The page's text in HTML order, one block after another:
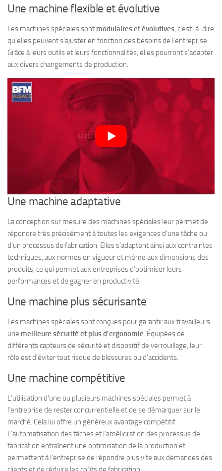
Une machine flexible et évolutive
Les machines spéciales sont modulaires et évolutives, c’est-à-dire
qu’elles peuvent s’ajuster en fonction des besoins de l’entreprise.
Grâce à leurs outils et leurs fonctionnalités, elles pourront s’adapter
aux divers changements de production.
Une machine adaptative
La conception sur mesure des machines spéciales leur permet de
répondre très précisément à toutes les exigences d’une tâche ou
d’un processus de fabrication. Elles s’adaptent ainsi aux contraintes
techniques, aux normes en vigueur et même aux dimensions des
produits, ce qui permet aux entreprises d’optimiser leurs
performances et de gagner en productivité.
Une machine plus sécurisante
Les machines spéciales sont conçues pour garantir aux travailleurs
une meilleure sécurité et plus d’ergonomie. Équipées de
différents capteurs de sécurité et dispositif de verrouillage, leur
rôle est d’éviter tout risque de blessures ou d’accidents.
Une machine compétitive
L’utilisation d’une ou plusieurs machines spéciales permet à
l’entreprise de rester concurrentielle et de se démarquer sur le
marché. Cela lui offre un généreux avantage compétitif.
L’automatisation des tâches et l’amélioration des processus de
fabrication entraînent une optimisation de la production et
permettent à l’entreprise de répondre plus vite aux demandes des